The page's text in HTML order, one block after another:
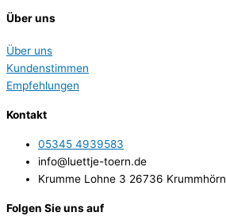
Über uns
Über uns
Kundenstimmen
Empfehlungen
Kontakt
05345 4939583
info@luettje-toern.de
Krumme Lohne 3 26736 Krummhörn
Folgen Sie uns auf